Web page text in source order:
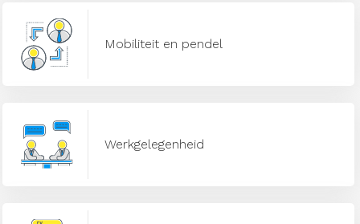
Mobiliteit en pendel
Werkgelegenheid